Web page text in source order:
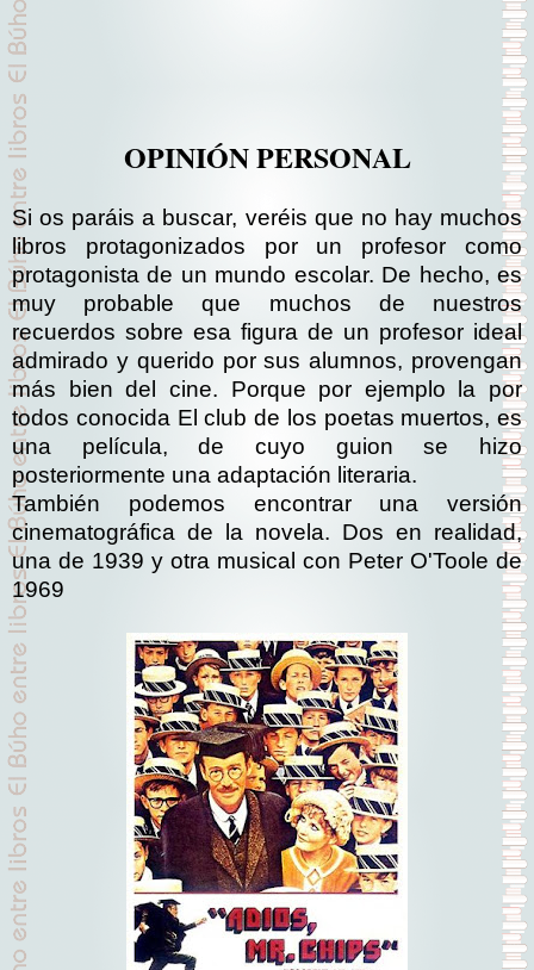
OPINIÓN PERSONAL
Si os paráis a buscar, veréis que no hay muchos
libros protagonizados por un profesor como
protagonista de un mundo escolar. De hecho, es
muy probable que muchos de nuestros
recuerdos sobre esa figura de un profesor ideal
admirado y querido por sus alumnos, provengan
más bien del cine. Porque por ejemplo la por
todos conocida El club de los poetas muertos, es
una película, de cuyo guion se hizo
posteriormente una adaptación literaria.
También podemos encontrar una versión
cinematográfica de la novela. Dos en realidad,
una de 1939 y otra musical con Peter O'Toole de
1969